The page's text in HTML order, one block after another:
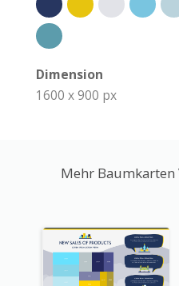
Dimension
1600 x 900 px
Mehr